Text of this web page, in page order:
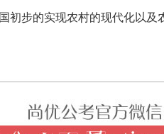
初步的实现农村的现代化以及